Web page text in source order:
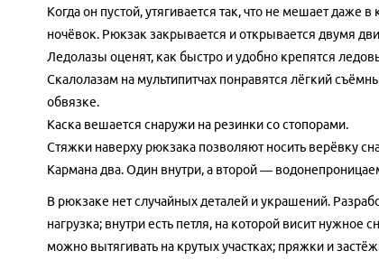
Когда он пустой, утягивается так, что не мешает
ночёвок. Рюкзак закрывается и открывается двумя
Ледолазы оценят, как быстро и удобно крепятся
Скалолазам на мультипитчах понравятся лёгкий
обвязке.
Каска вешается снаружи на резинки со стопорами.
Стяжки наверху рюкзака позволяют носить верёвку
Кармана два. Один внутри, а второй —
В рюкзаке нет случайных деталей и украшений.
нагрузка; внутри есть петля, на которой висит
можно вытягивать на крутых участках; пряжки и